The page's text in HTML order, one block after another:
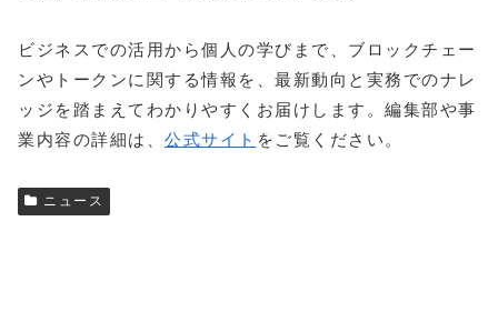
ビジネスでの活用から個人の学びまで、ブロックチェー
ンやトークンに関する情報を、最新動向と実務でのナレ
ッジを踏まえてわかりやすくお届けします。編集部や事
業内容の詳細は、 公式サイト をご覧ください。
ニュース